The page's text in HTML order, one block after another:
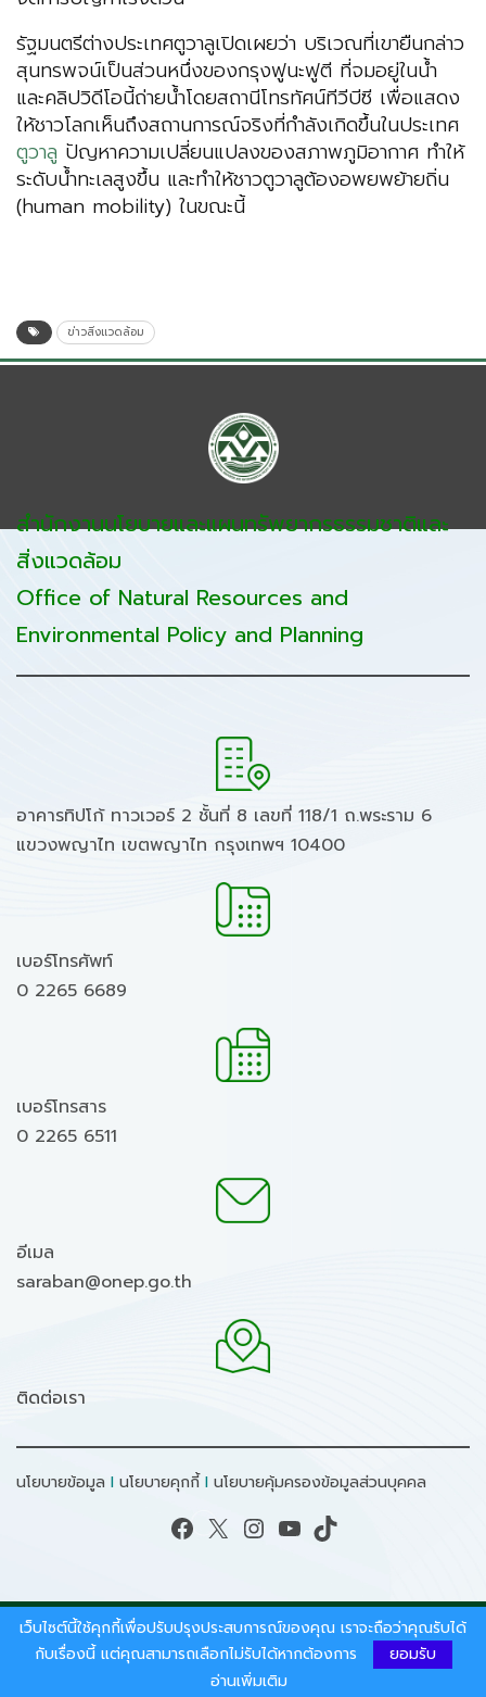
รัฐมนตรีต่างประเทศตูวาลูเปิดเผยว่า บริเวณที่เขายืนกล่าว
สุนทรพจน์เป็นส่วนหนึ่งของกรุงฟูนะฟูตี ที่จมอยู่ในน้ำ
และคลิปวิดีโอนี้ถ่ายน้ำโดยสถานีโทรทัศน์ทีวีบีซี เพื่อแสดง
ให้ชาวโลกเห็นถึงสถานการณ์จริงที่กำลังเกิดขึ้นในประเทศ
ตูวาลู ปัญหาความเปลี่ยนแปลงของสภาพภูมิอากาศ ทำให้
ระดับน้ำทะเลสูงขึ้น และทำให้ชาวตูวาลูต้องอพยพย้ายถิ่น
(human mobility) ในขณะนี้
ข่าวสิ่งแวดล้อม
สำนักงานนโยบายและแผนทรัพยากรธรรมชาติและ
สิ่งแวดล้อม
Office of Natural Resources and
Environmental Policy and Planning
อาคารทิปโก้ ทาวเวอร์ 2 ชั้นที่ 8 เลขที่ 118/1 ถ.พระราม 6
แขวงพญาไท เขตพญาไท กรุงเทพฯ 10400
เบอร์โทรศัพท์
0 2265 6689
เบอร์โทรสาร
0 2265 6511
อีเมล
saraban@onep.go.th
ติดต่อเรา
นโยบายข้อมูล I นโยบายคุกกี้ I นโยบายคุ้มครองข้อมูลส่วนบุคคล
Facebook X Instagram YouTube TikTok
สงวนลิขสิทธิ์ © 2026 - สำนักงานนโยบายและแผน
ทรัพยากรธรรมชาติและสิ่งแวดล้อม.
เว็บไซต์นี้ใช้คุกกี้เพื่อปรับปรุงประสบการณ์ของคุณ เราจะถือว่าคุณรับได้
กับเรื่องนี้ แต่คุณสามารถเลือกไม่รับได้หากต้องการ
ยอมรับ
อ่านเพิ่มเติม